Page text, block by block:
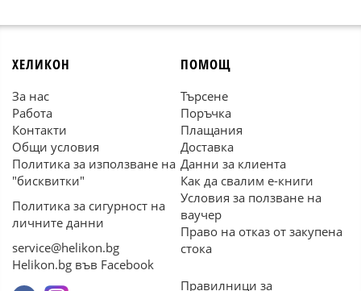
ХЕЛИКОН
За нас
Работа
Контакти
Общи условия
Политика за използване на
"бисквитки"
Политика за сигурност на
личните данни
service@helikon.bg
Helikon.bg във Facebook
ПОМОЩ
Търсене
Поръчка
Плащания
Доставка
Данни за клиента
Как да свалим е-книги
Условия за ползване на
ваучер
Право на отказ от закупена
стока
Правилници за